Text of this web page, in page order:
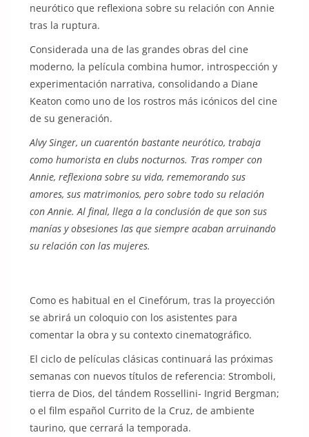
neurótico que reflexiona sobre su relación con Annie
tras la ruptura.
Considerada una de las grandes obras del cine
moderno, la película combina humor, introspección y
experimentación narrativa, consolidando a Diane
Keaton como uno de los rostros más icónicos del cine
de su generación.
Alvy Singer, un cuarentón bastante neurótico, trabaja
como humorista en clubs nocturnos. Tras romper con
Annie, reflexiona sobre su vida, rememorando sus
amores, sus matrimonios, pero sobre todo su relación
con Annie. Al final, llega a la conclusión de que son sus
manías y obsesiones las que siempre acaban arruinando
su relación con las mujeres.
Como es habitual en el Cinefórum, tras la proyección
se abrirá un coloquio con los asistentes para
comentar la obra y su contexto cinematográfico.
El ciclo de películas clásicas continuará las próximas
semanas con nuevos títulos de referencia: Stromboli,
tierra de Dios, del tándem Rossellini- Ingrid Bergman;
o el film español Currito de la Cruz, de ambiente
taurino, que cerrará la temporada.